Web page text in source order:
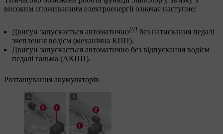
високим споживанням електроенергії означає наступне:
Двигун запускається автоматично[9] без натискання педалі
зчеплення водієм (механічна КПП).
Двигун запускається автоматично без відпускання водієм
педалі гальма (АКПП).
Розташування акумуляторів